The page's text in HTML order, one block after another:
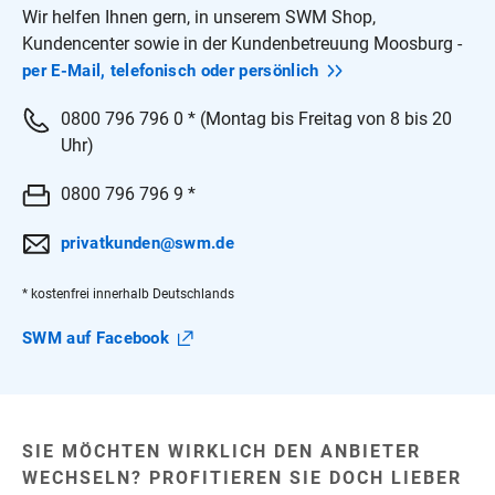
Wir helfen Ihnen gern, in unserem SWM Shop,
Kundencenter sowie in der Kundenbetreuung Moosburg -
per E-Mail, telefonisch oderpersönlich
0800 796 796 0 * (Montag bis Freitag von 8 bis 20
Uhr)
0800 796 796 9 *
privatkunden@swm.de
* kostenfrei innerhalb Deutschlands
SWM auf Facebook
SIE MÖCHTEN WIRKLICH DEN ANBIETER
WECHSELN? PROFITIEREN SIE DOCH LIEBER